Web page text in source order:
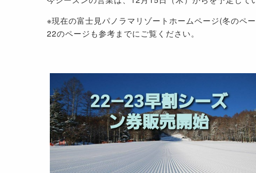
※現在の富士見パノラマリゾートホームページ(冬のペ
22のページも参考までにご覧ください。